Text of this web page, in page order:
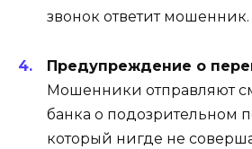
звонок ответит мошенник.
Предупреждение о
Мошенники отправляют
банка о подозрительном
который нигде не